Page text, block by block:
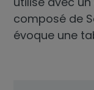
composé de
évoque une